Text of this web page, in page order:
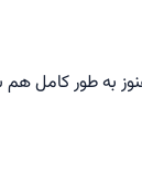
به طور کامل